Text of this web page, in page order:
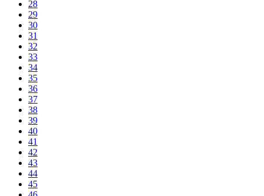
28
29
30
31
32
33
34
35
36
37
38
39
40
41
42
43
44
45